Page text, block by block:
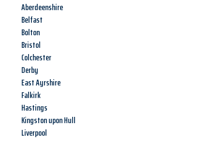
Aberdeenshire
Belfast
Bolton
Bristol
Colchester
Derby
East Ayrshire
Falkirk
Hastings
Kingston upon Hull
Liverpool